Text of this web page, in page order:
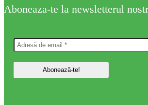
Aboneaza-te la newsletterul